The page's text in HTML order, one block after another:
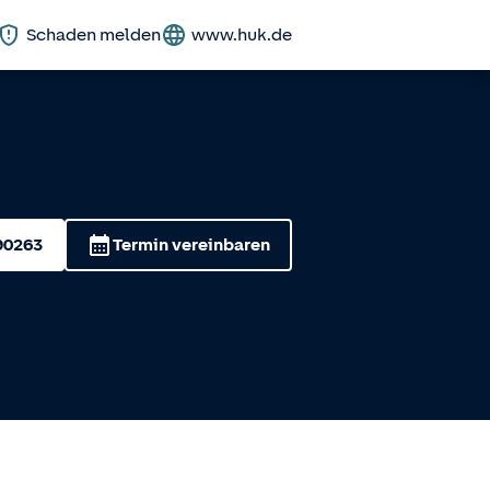
Schaden melden www.huk.de
Termin vereinbaren